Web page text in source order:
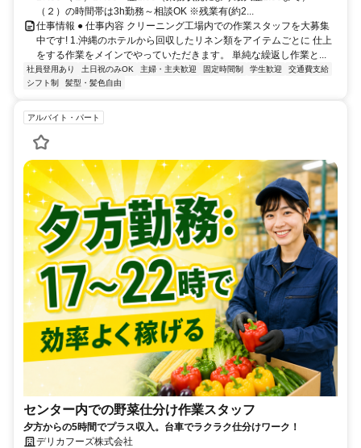
（２）の時間帯は3h勤務～相談OK ※残業有(約2...
仕事情報 ● 仕事内容 クリーニング工場内での作業スタッフを大募集
中です! 1.沖縄のホテルから回収したリネン類をアイテムごとに 仕上
をする作業をメインでやっていただきます。 単純な繰返し作業と...
社員登用あり 土日祝のみOK 主婦・主夫歓迎 固定時間制 学生歓迎
交通費支給
シフト制
髪型・髪色自由
アルバイト・パート
センター内での野菜仕分け作業スタッフ
夕方からの5時間でプラス収入。台車でラクラク仕分けワーク！
デリカフーズ株式会社